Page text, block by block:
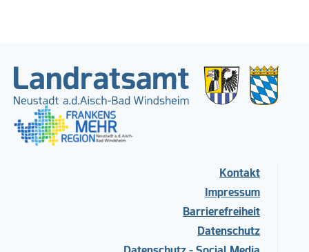
Kontakt
Impressum
Barrierefreiheit
Datenschutz